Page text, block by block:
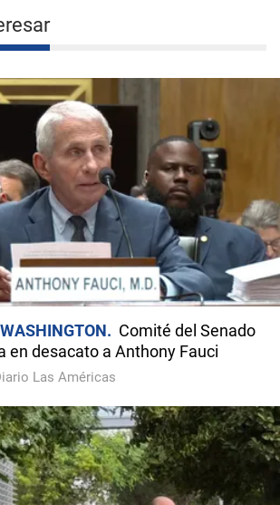
Comité del Senado
en desacato a Anthony Fauci
Las Américas